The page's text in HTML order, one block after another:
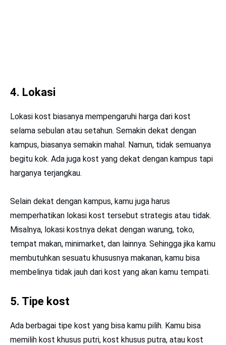
4. Lokasi
Lokasi kost biasanya mempengaruhi harga dari kost
selama sebulan atau setahun. Semakin dekat dengan
kampus, biasanya semakin mahal. Namun, tidak semuanya
begitu kok. Ada juga kost yang dekat dengan kampus tapi
harganya terjangkau.
Selain dekat dengan kampus, kamu juga harus
memperhatikan lokasi kost tersebut strategis atau tidak.
Misalnya, lokasi kostnya dekat dengan warung, toko,
tempat makan, minimarket, dan lainnya. Sehingga jika kamu
membutuhkan sesuatu khususnya makanan, kamu bisa
membelinya tidak jauh dari kost yang akan kamu tempati.
5. Tipe kost
Ada berbagai tipe kost yang bisa kamu pilih. Kamu bisa
memilih kost khusus putri, kost khusus putra, atau kost